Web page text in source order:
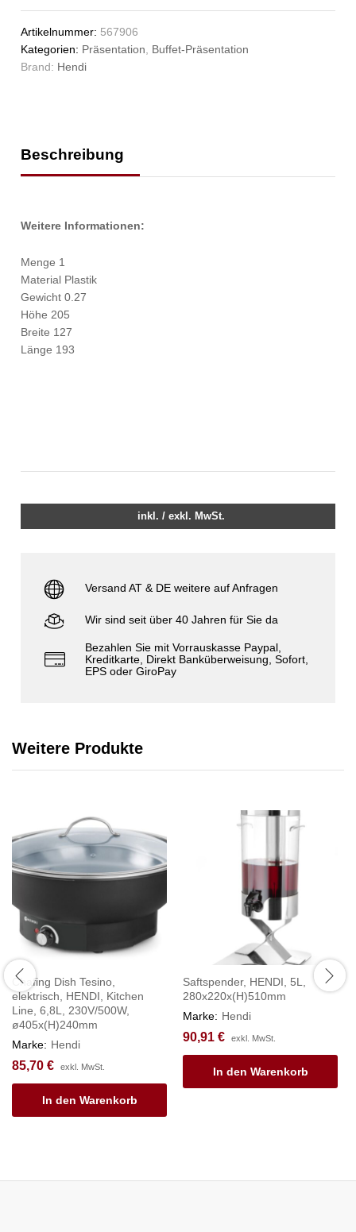
Artikelnummer: 567906
Kategorien: Präsentation
Buffet-Präsentation
Brand: Hendi
Beschreibung
Weitere Informationen:
Menge 1
Material Plastik
Gewicht 0.27
Höhe 205
Breite 127
Länge 193
inkl. / exkl. MwSt.
Versand AT & DE weitere auf Anfragen
Wir sind seit über 40 Jahren für Sie da
Bezahlen Sie mit Vorrauskasse Paypal,
Kreditkarte, Direkt Banküberweisung, Sofort,
EPS oder GiroPay
Weitere Produkte
Chafing Dish Tesino,
elektrisch, HENDI, Kitchen
Line, 6,8L, 230V/500W,
ø405x(H)240mm
Marke: Hendi
85,70 € exkl. MwSt.
In den Warenkorb
Saftspender, HENDI, 5L,
280x220x(H)510mm
Marke: Hendi
90,91 € exkl. MwSt.
In den Warenkorb